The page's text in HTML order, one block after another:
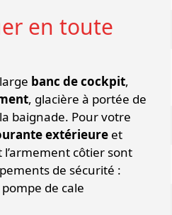
en toute
banc de cockpit,
, glacière à portée de
baignade. Pour votre
extérieure et
côtier sont
de sécurité :
de cale